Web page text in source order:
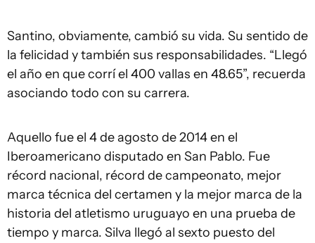
Santino, obviamente, cambió su vida. Su sentido de
la felicidad y también sus responsabilidades. “Llegó
el año en que corrí el 400 vallas en 48.65”, recuerda
asociando todo con su carrera.
Aquello fue el 4 de agosto de 2014 en el
Iberoamericano disputado en San Pablo. Fue
récord nacional, récord de campeonato, mejor
marca técnica del certamen y la mejor marca de la
historia del atletismo uruguayo en una prueba de
tiempo y marca. Silva llegó al sexto puesto del